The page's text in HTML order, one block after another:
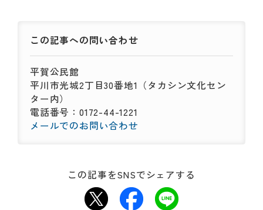
この記事への問い合わせ
平賀公民館
平川市光城2丁目30番地1（タカシン文化セン
ター内）
電話番号：0172-44-1221
メールでのお問い合わせ
この記事をSNSでシェアする